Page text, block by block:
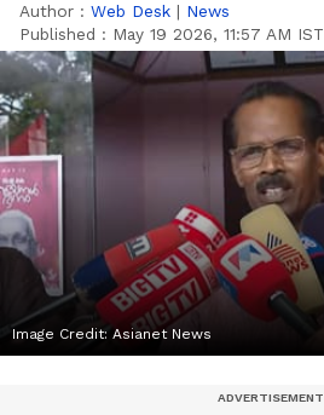
Author : Web Desk | News
Published : May 19 2026, 11:57 AM IST
Image Credit: Asianet News